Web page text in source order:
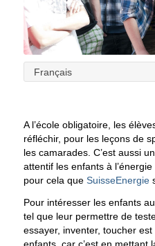
Français
A l’école obligatoire, les
réfléchir, pour les leçons de
les camarades. C’est aussi
attentif les enfants à
pour cela que SuisseEnergie
Pour intéresser les enfants
tel que leur permettre de
essayer, inventer, toucher